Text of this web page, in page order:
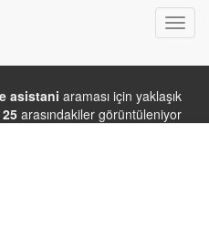
asistani araması için yaklaşık
arasındakiler görüntüleniyor